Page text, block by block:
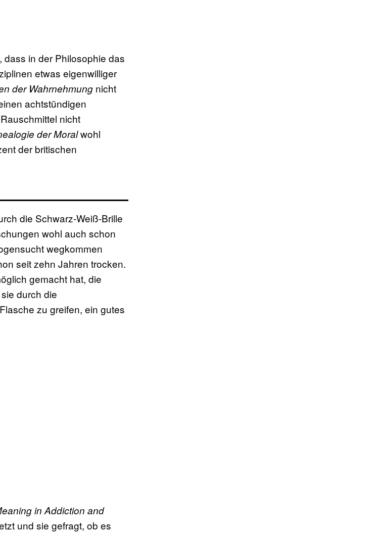
in der Philosophie das
etwas eigenwilliger
der Wahrnehmung nicht
achtstündigen
nicht
der Moralwohl
der britischen
die Schwarz-Weiß-Brille
wohl auch schon
wegkommen
seit zehn Jahren trocken.
gemacht hat, die
durch die
zu greifen, ein gutes
in Addiction and
und sie gefragt, ob es